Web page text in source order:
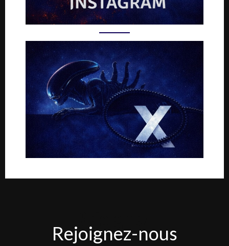
nous
Rejoignez-nous